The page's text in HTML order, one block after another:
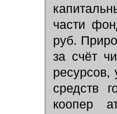
части
руб.
за счёт
ресурсов,
средств
коопер